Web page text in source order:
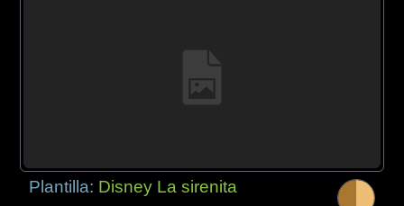
Plantilla: Disney La sirenita